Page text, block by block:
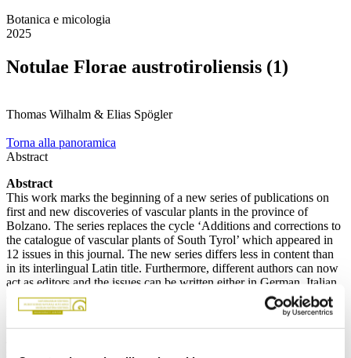
Botanica e micologia
2025
Notulae Florae austrotiroliensis (1)
Thomas Wilhalm & Elias Spögler
Torna alla panoramica
Abstract
Abstract
This work marks the beginning of a new series of publications on
first and new discoveries of vascular plants in the province of
Bolzano. The series replaces the cycle ‘Additions and corrections to
the catalogue of vascular plants of South Tyrol’ which appeared in
12 issues in this journal. The new series differs less in content than
in its interlingual Latin title. Furthermore, different authors can now
act as editors and the issues can be written either in German, Italian,
or English, because of new academic requirements. This first edition
presents 26 taxa that are new to South Tyrol, including the native